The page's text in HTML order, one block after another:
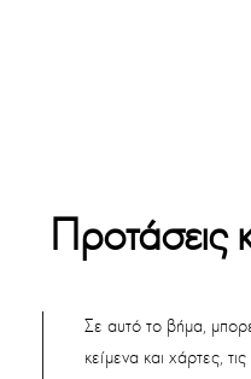
Προτάσεις
Σε αυτό το βήμα,
κείμενα και χάρτες,